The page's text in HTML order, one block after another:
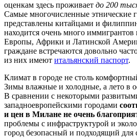
оценкам здесь проживает до 200
Самые многочисленные этнические
представлены китайцами и
находится очень много иммигрантов
Европы, Африки и Латинской
граждане встречаются довольно
из них имеют итальянский паспорт.
Климат в городе не столь
Зимы влажные и холодные, а лето в
В сравнении с некоторыми
западноевропейскими городами
и цен в Милане не очень
проблемы с инфраструктурой и
город безопасный и подходящий